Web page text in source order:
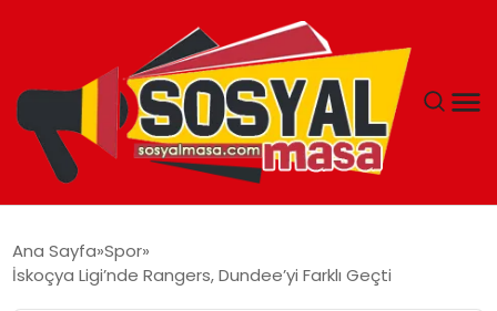
EKONOMI
Ana Sayfa Spor
İskoçya Ligi’nde Rangers, Dundee’yi Farklı Geçti